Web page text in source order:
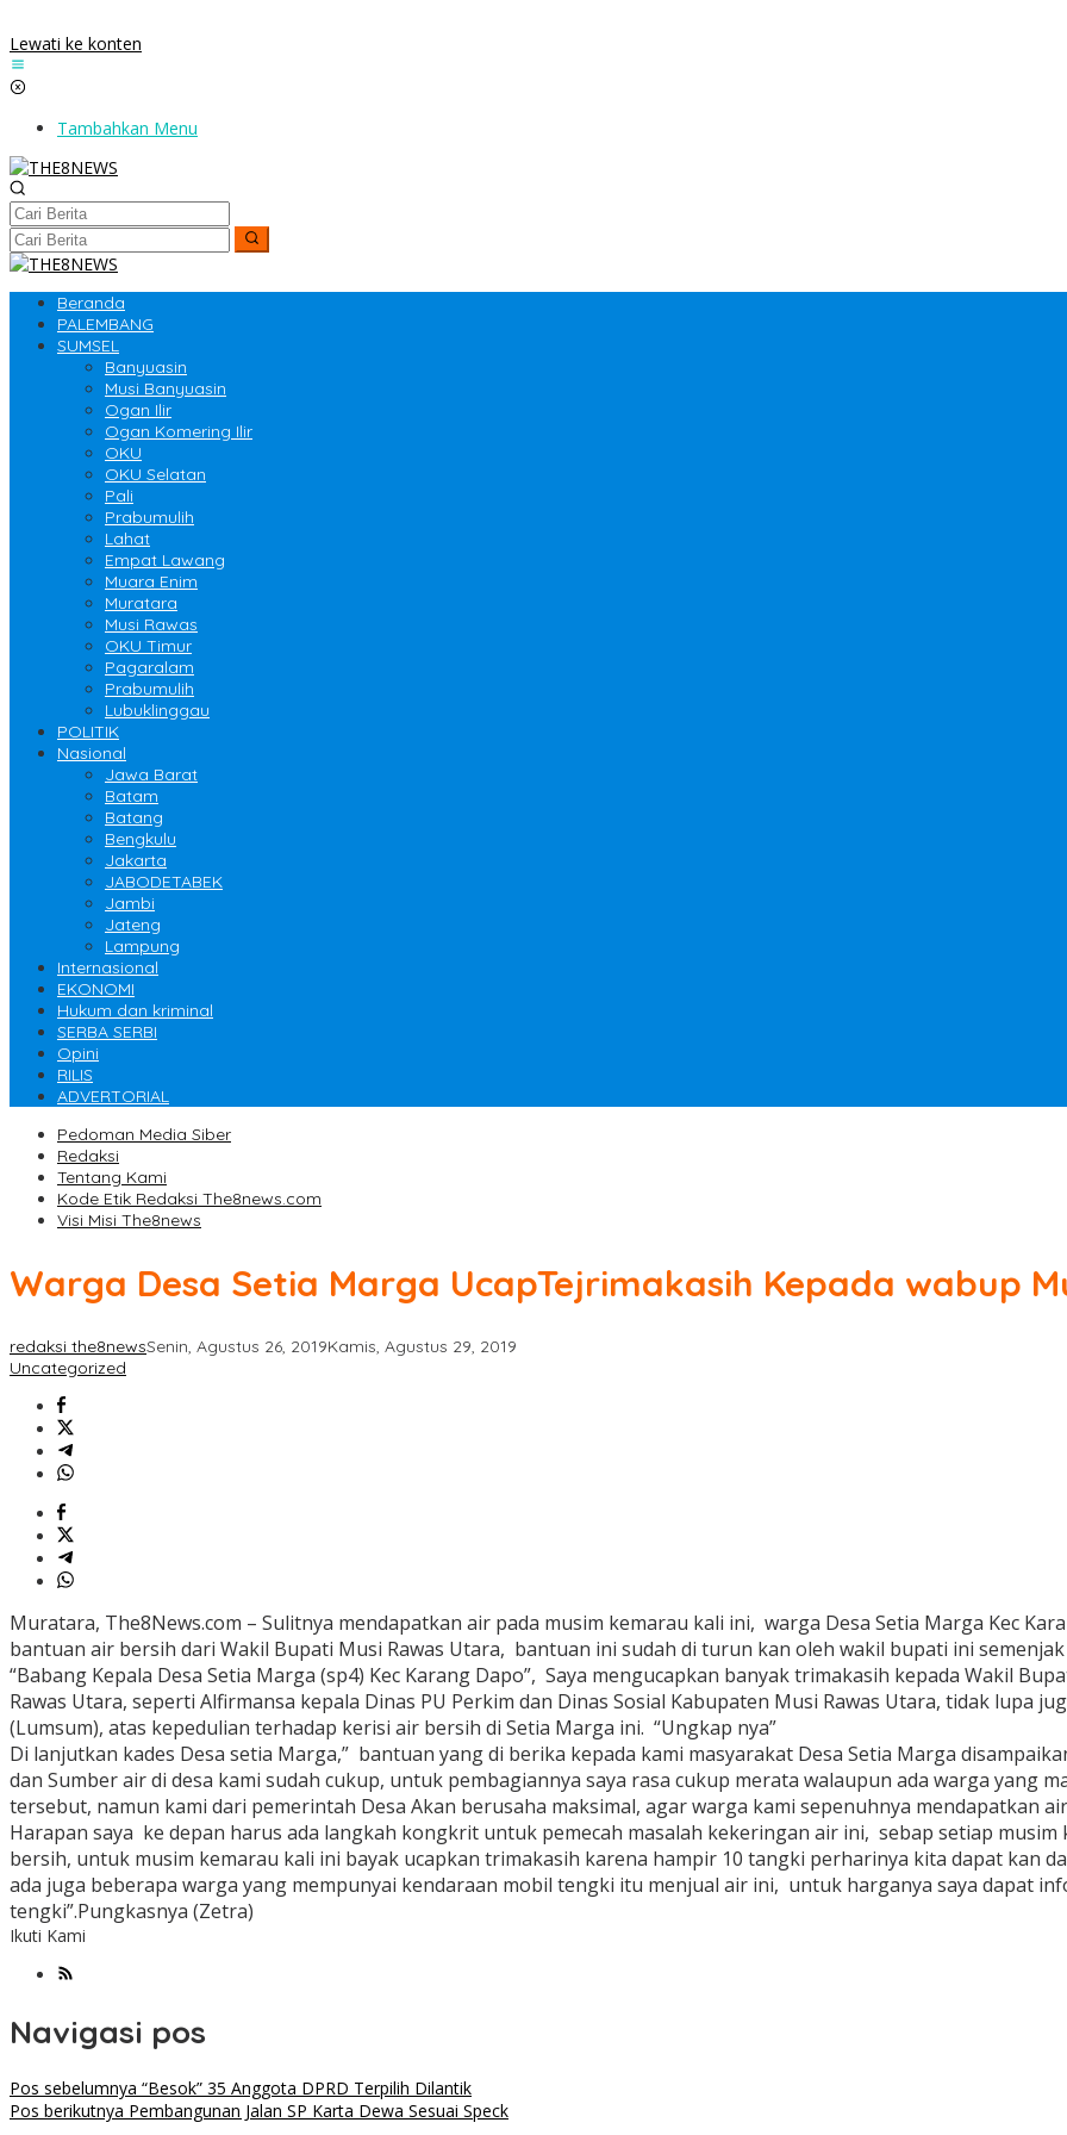
Lewati ke konten
Tambahkan Menu
Beranda
PALEMBANG
SUMSEL
Banyuasin
Musi Banyuasin
Ogan Ilir
Ogan Komering Ilir
OKU
OKU Selatan
Pali
Prabumulih
Lahat
Empat Lawang
Muara Enim
Muratara
Musi Rawas
OKU Timur
Pagaralam
Prabumulih
Lubuklinggau
POLITIK
Nasional
Jawa Barat
Batam
Batang
Bengkulu
Jakarta
JABODETABEK
Jambi
Jateng
Lampung
Internasional
EKONOMI
Hukum dan kriminal
SERBA SERBI
Opini
RILIS
ADVERTORIAL
Pedoman Media Siber
Redaksi
Tentang Kami
Kode Etik Redaksi The8news.com
Visi Misi The8news
Warga Desa Setia Marga UcapTejrimakasih Kepada wabup
redaksi the8newsSenin, Agustus 26, 2019Kamis, Agustus 29, 2019
Uncategorized
Muratara, The8News.com – Sulitnya mendapatkan air pada musim kemarau kali ini, warga Desa Setia Marga Kec
bantuan air bersih dari Wakil Bupati Musi Rawas Utara, bantuan ini sudah di turun kan oleh wakil bupati ini
“Babang Kepala Desa Setia Marga (sp4) Kec Karang Dapo”, Saya mengucapkan banyak trimakasih kepada Wakil
Rawas Utara, seperti Alfirmansa kepala Dinas PU Perkim dan Dinas Sosial Kabupaten Musi Rawas Utara, tidak lupa
(Lumsum), atas kepedulian terhadap kerisi air bersih di Setia Marga ini. “Ungkap nya”
Di lanjutkan kades Desa setia Marga,” bantuan yang di berika kepada kami masyarakat Desa Setia Marga
dan Sumber air di desa kami sudah cukup, untuk pembagiannya saya rasa cukup merata walaupun ada warga yang
tersebut, namun kami dari pemerintah Desa Akan berusaha maksimal, agar warga kami sepenuhnya mendapatkan
Harapan saya ke depan harus ada langkah kongkrit untuk pemecah masalah kekeringan air ini, sebap setiap
bersih, untuk musim kemarau kali ini bayak ucapkan trimakasih karena hampir 10 tangki perharinya kita dapat kan
ada juga beberapa warga yang mempunyai kendaraan mobil tengki itu menjual air ini, untuk harganya saya dapat
tengki”.Pungkasnya (Zetra)
Ikuti Kami
Navigasi pos
Pos sebelumnya “Besok” 35 Anggota DPRD Terpilih Dilantik
Pos berikutnya Pembangunan Jalan SP Karta Dewa Sesuai Speck